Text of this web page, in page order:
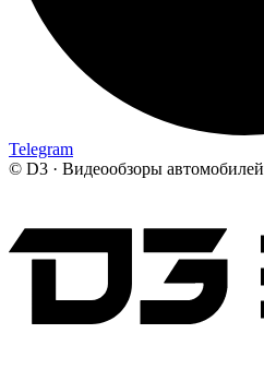
Telegram
© D3 · Видеообзоры автомобилей